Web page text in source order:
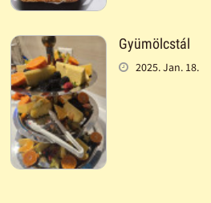
Gyümölcstál
2025. Jan. 18.